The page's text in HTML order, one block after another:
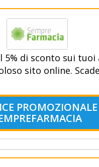
5% di sconto sui tuoi
sito online. Scade
PROMOZIONALE